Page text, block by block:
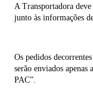
A Transportadora
junto às informações
Os pedidos
serão enviados
PAC”.